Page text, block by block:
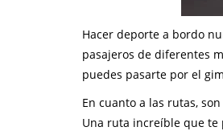
Hacer deporte a bordo
pasajeros de diferentes
puedes pasarte por el
En cuanto a las rutas,
Una ruta increíble que te